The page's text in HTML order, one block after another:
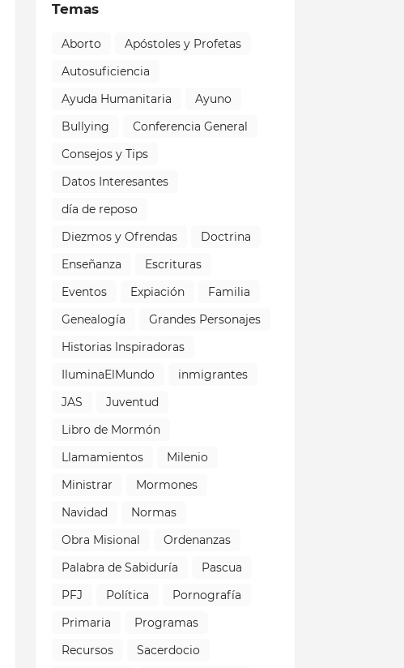
Temas
Aborto
Apóstoles y Profetas
Autosuficiencia
Ayuda Humanitaria
Ayuno
Bullying
Conferencia General
Consejos y Tips
Datos Interesantes
día de reposo
Diezmos y Ofrendas
Doctrina
Enseñanza
Escrituras
Eventos
Expiación
Familia
Genealogía
Grandes Personajes
Historias Inspiradoras
IluminaElMundo
inmigrantes
JAS
Juventud
Libro de Mormón
Llamamientos
Milenio
Ministrar
Mormones
Navidad
Normas
Obra Misional
Ordenanzas
Palabra de Sabiduría
Pascua
PFJ
Política
Pornografía
Primaria
Programas
Recursos
Sacerdocio